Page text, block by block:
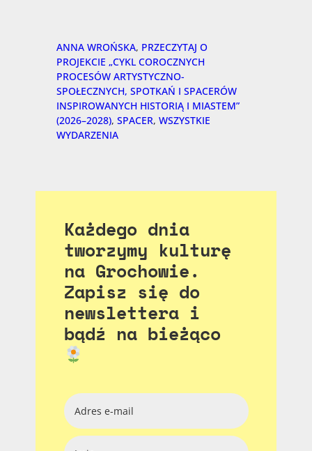
ANNA WROŃSKA, PRZECZYTAJ O
PROJEKCIE „CYKL COROCZNYCH
PROCESÓW ARTYSTYCZNO-
SPOŁECZNYCH, SPOTKAŃ I SPACERÓW
INSPIROWANYCH HISTORIĄ I MIASTEM”
(2026–2028), SPACER, WSZYSTKIE
WYDARZENIA
Każdego dnia
tworzymy kulturę
na Grochowie.
Zapisz się do
newslettera i
bądź na bieżąco